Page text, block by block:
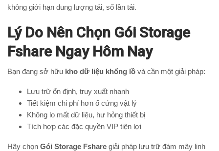
không giới hạn dung lượng tải, số lần tải.
Lý Do Nên Chọn Gói Storage
Fshare Ngay Hôm Nay
Bạn đang sở hữu kho dữ liệu khổng lồ và cần một giải pháp:
Lưu trữ ổn định, truy xuất nhanh
Tiết kiệm chi phí hơn ổ cứng vật lý
Không lo mất dữ liệu, hư hỏng thiết bị
Tích hợp các đặc quyền VIP tiện lợi
Hãy chọn Gói Storage Fshare giải pháp lưu trữ đám mây linh